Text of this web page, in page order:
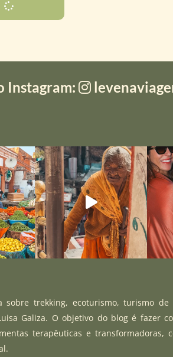
Instagram:
trekking, ecoturismo, turismo de
Galiza. O objetivo do blog é fazer
terapêuticas e transformadoras,